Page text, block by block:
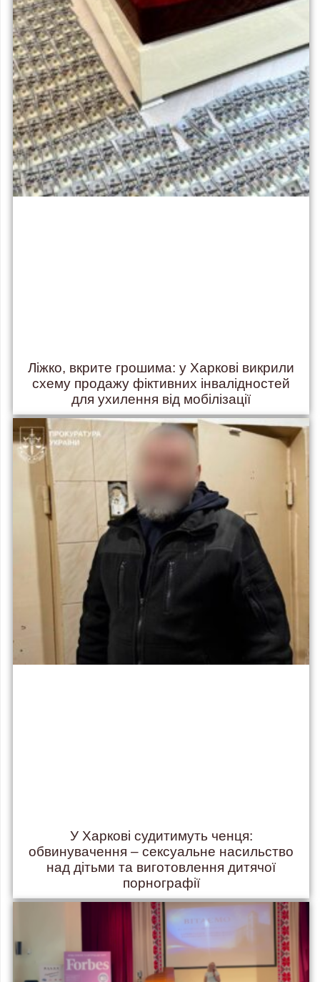
Ліжко, вкрите грошима: у Харкові викрили
схему продажу фіктивних інвалідностей
для ухилення від мобілізації
У Харкові судитимуть ченця:
обвинувачення – сексуальне насильство
над дітьми та виготовлення дитячої
порнографії